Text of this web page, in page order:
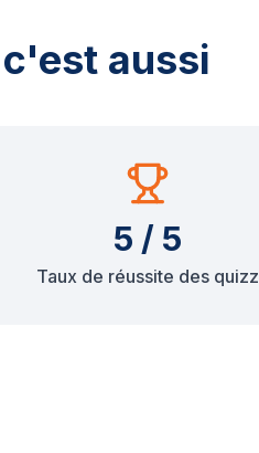
aussi
5 / 5
Taux de réussite des quizz